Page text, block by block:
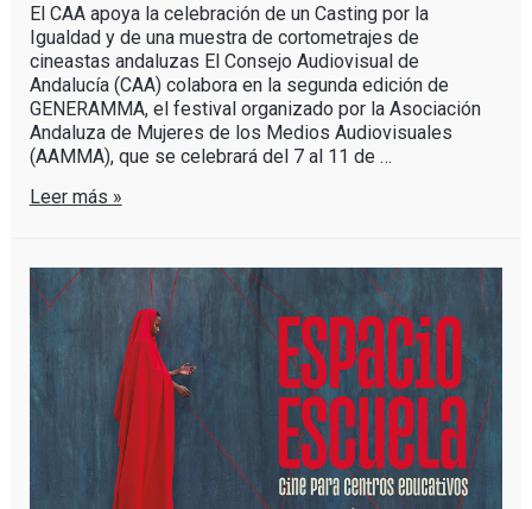
El CAA apoya la celebración de un Casting por la
Igualdad y de una muestra de cortometrajes de
cineastas andaluzas El Consejo Audiovisual de
Andalucía (CAA) colabora en la segunda edición de
GENERAMMA, el festival organizado por la Asociación
Andaluza de Mujeres de los Medios Audiovisuales
(AAMMA), que se celebrará del 7 al 11 de …
Leer más »